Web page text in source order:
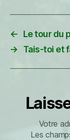
←
Le tour du
→
Tais-toi et
Votre
Les